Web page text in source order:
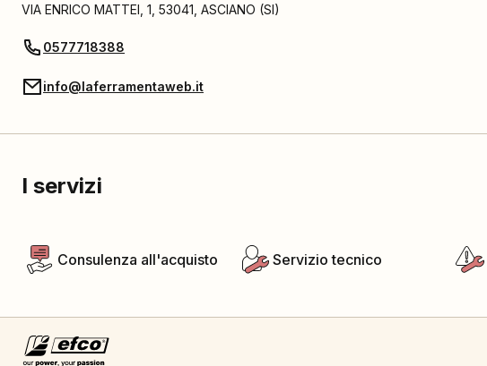
VIA ENRICO MATTEI, 1 53041 ASCIANO (SI)
0577718388
info@laferramentaweb.it
I servizi
Consulenza all'acquisto Servizio tecnico